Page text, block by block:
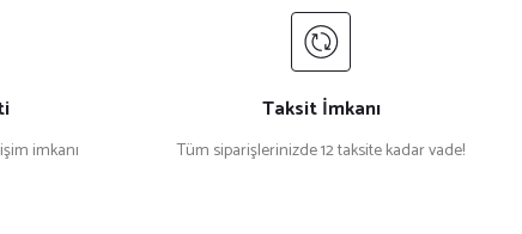
imkanı
Taksit İmkanı
Tüm siparişlerinizde 12 taksite kadar vade!